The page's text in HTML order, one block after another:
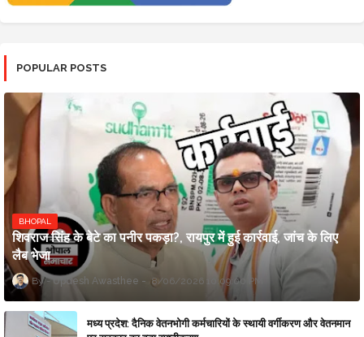
POPULAR POSTS
BHOPAL
शिवराज सिंह के बेटे का पनीर पकड़ा?, रायपुर में हुई कार्रवाई, जांच के लिए
लैब भेजा
Updesh Awasthee 8/06/2026 10:09:00 PM
मध्य प्रदेश: दैनिक वेतनभोगी कर्मचारियों के स्थायी वर्गीकरण और वेतनमान